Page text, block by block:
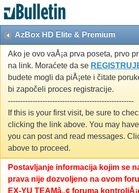
AzBox HD Elite & Premium
Ako je ovo vaÅ¡a prva poseta, prvo
na link. Moraćete da se
budete mogli da piÅ¡ete i čitate
bi započeli proces registracije.
---------------------------------------------------
If this is your first visit, be sure to
clicking the link above. You may
you can post and read messages.
above to proceed.
Postavljanje informacija kojim se
prava nije dozvoljeno na ovom
EX-YU TEAMâ„¢ foruma